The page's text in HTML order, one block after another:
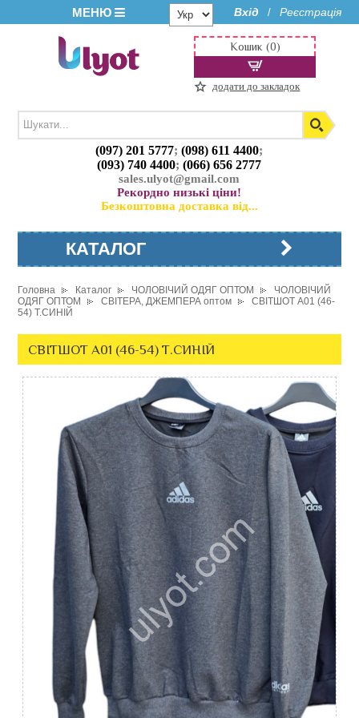
МЕНЮ Вхід / Реєстрація
(097) 201 5777;(098) 611 4400;
(093) 740 4400;(066) 656 2777
sales.ulyot@gmail.com
Рекордно низькі ціни!
Безкоштовна доставка від...
Кошик (0)
додати до закладок
КАТАЛОГ
Головна Каталог ЧОЛОВІЧИЙ ОДЯГ ОПТОМ
ЧОЛОВІЧИЙ
ОДЯГ ОПТОМ
СВІТЕРА, ДЖЕМПЕРА оптом
СВІТШОТ A01 (46-
54) Т.СИНІЙ
СВІТШОТ A01 (46-54) Т.СИНІЙ